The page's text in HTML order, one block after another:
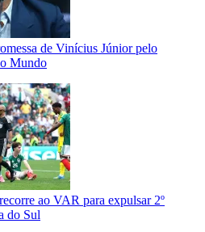
de Vinícius Júnior pelo
Mundo
ao VAR para expulsar 2º
do Sul